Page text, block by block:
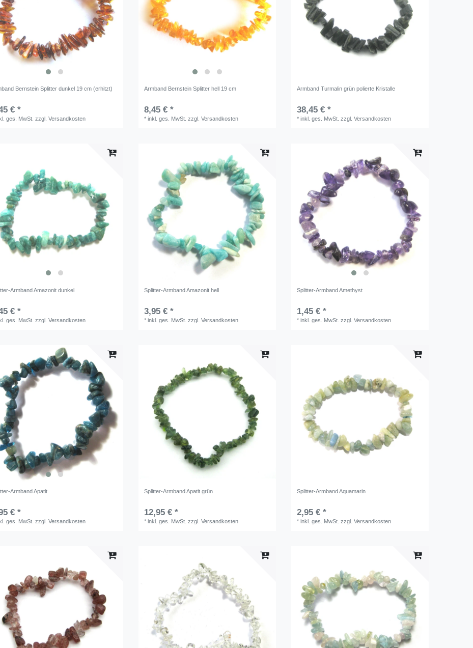
Bernstein Splitter dunkel 19 cm (erhitzt)
€ *
ges. MwSt. zzgl.Versandkosten
Armband Bernstein Splitter hell 19 cm
8,45 € *
*inkl. ges. MwSt. zzgl.Versandkosten
Armband Turmalin grün polierte Kristalle
38,45 € *
*inkl. ges. MwSt. zzgl.Versandkosten
Armband Amazonit dunkel
€ *
ges. MwSt. zzgl.Versandkosten
Splitter-Armband Amazonit hell
3,95 € *
*inkl. ges. MwSt. zzgl.Versandkosten
Splitter-Armband Amethyst
1,45 € *
*inkl. ges. MwSt. zzgl.Versandkosten
Armband Apatit
€ *
ges. MwSt. zzgl.Versandkosten
Splitter-Armband Apatit grün
12,95 € *
*inkl. ges. MwSt. zzgl.Versandkosten
Splitter-Armband Aquamarin
2,95 € *
*inkl. ges. MwSt. zzgl.Versandkosten